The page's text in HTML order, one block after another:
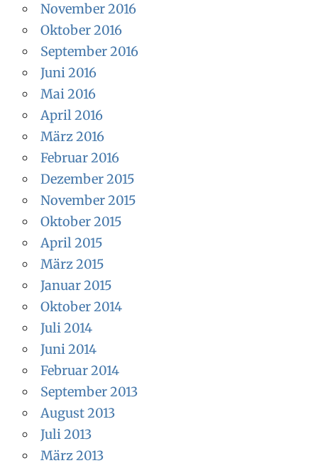
November 2016
Oktober 2016
September 2016
Juni 2016
Mai 2016
April 2016
März 2016
Februar 2016
Dezember 2015
November 2015
Oktober 2015
April 2015
März 2015
Januar 2015
Oktober 2014
Juli 2014
Juni 2014
Februar 2014
September 2013
August 2013
Juli 2013
März 2013